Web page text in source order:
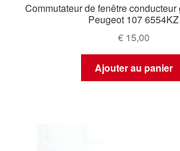
Commutateur de fenêtre conducteur
Peugeot 107 6554KZ
€15,00
Ajouter au panier